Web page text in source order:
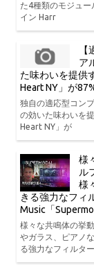
た4種類のモジュ
イン Harr
ア
た味わいを提供
Heart NY」が
独自の適応型コン
の効いた味わいを
Heart NY」が
様
ル
様
きる強力なフィ
Music「
様々な共鳴体の挙
やガラス、ピアノ
る強力なフィルタ